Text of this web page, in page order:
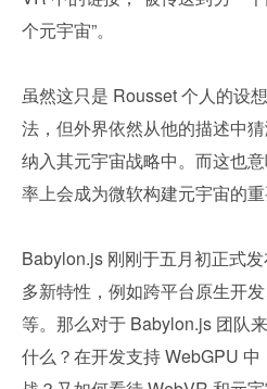
个元宇宙”。
虽然这只是 Rousset 个人的设
法，但外界依然从他的描述中
纳入其元宇宙战略中。而这也
率上会成为微软构建元宇宙的重
Babylon.js 刚刚于五月初正式
多新特性，例如跨平台原生开
等。那么对于 Babylon.js 团队
什么？在开发支持 WebGPU